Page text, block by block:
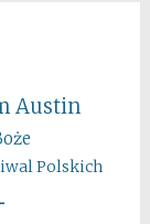
Austin
Polskich